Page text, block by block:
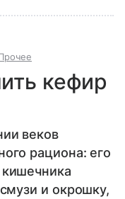
кефир
веков
рациона: его
и окрошку,